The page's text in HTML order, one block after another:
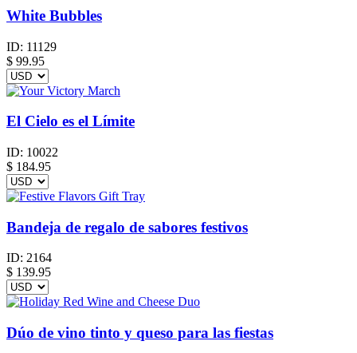
White Bubbles
ID: 11129
$ 99.95
El Cielo es el Límite
ID: 10022
$ 184.95
Bandeja de regalo de sabores festivos
ID: 2164
$ 139.95
Dúo de vino tinto y queso para las fiestas